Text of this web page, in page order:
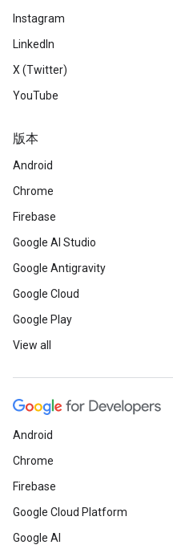
Instagram
LinkedIn
X (Twitter)
YouTube
版本
Android
Chrome
Firebase
Google AI Studio
Google Antigravity
Google Cloud
Google Play
View all
Android
Chrome
Firebase
Google Cloud Platform
Google AI